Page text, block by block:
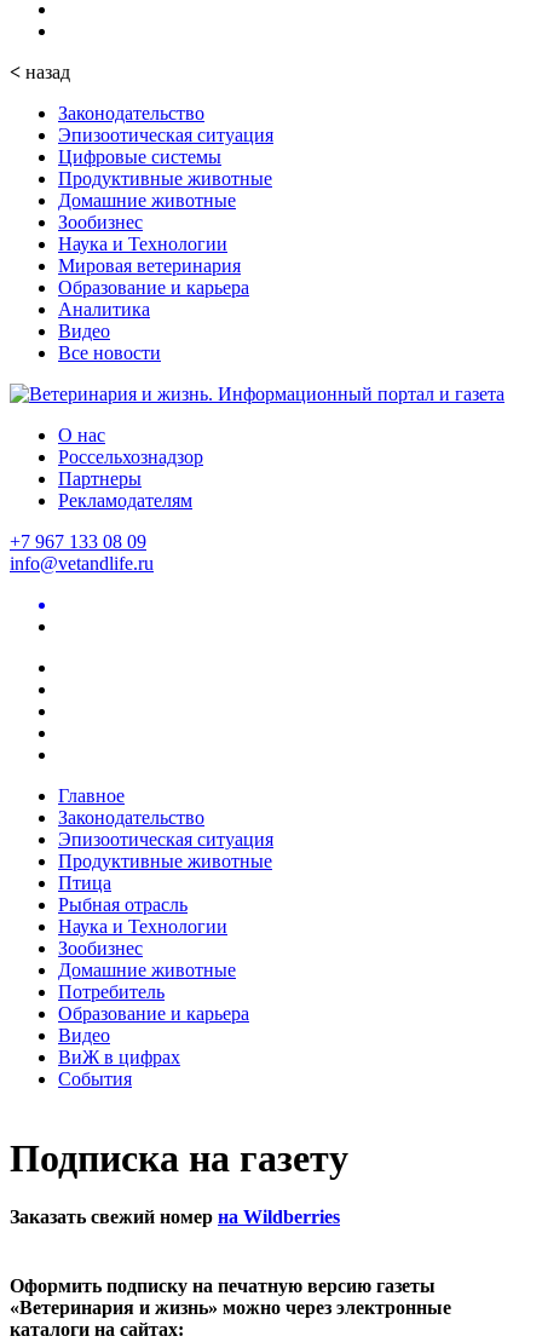
< назад
Законодательство
Эпизоотическая ситуация
Цифровые системы
Продуктивные животные
Домашние животные
Зообизнес
Наука и Технологии
Мировая ветеринария
Образование и карьера
Аналитика
Видео
Все новости
О нас
Россельхознадзор
Партнеры
Рекламодателям
+7 967 133 08 09
info@vetandlife.ru
Главное
Законодательство
Эпизоотическая ситуация
Продуктивные животные
Птица
Рыбная отрасль
Наука и Технологии
Зообизнес
Домашние животные
Потребитель
Образование и карьера
Видео
ВиЖ в цифрах
События
Подписка на газету
Заказать свежий номер на Wildberries
Оформить подписку на печатную версию газеты
«Ветеринария и жизнь» можно через электронные
каталоги на сайтах: